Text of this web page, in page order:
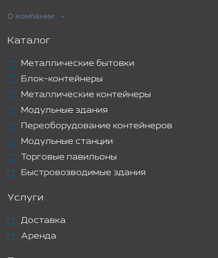
О компании
Каталог
Металлические бытовки
Блок-контейнеры
Металлические контейнеры
Модульные здания
Переоборудование контейнеров
Модульные станции
Торговые павильоны
Быстровозводимые здания
Услуги
Доставка
Аренда